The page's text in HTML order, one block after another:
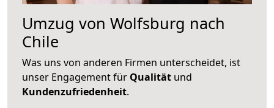
Umzug von Wolfsburg nach
Chile
Was uns von anderen Firmen unterscheidet, ist
unser Engagement für Qualität und
Kundenzufriedenheit.